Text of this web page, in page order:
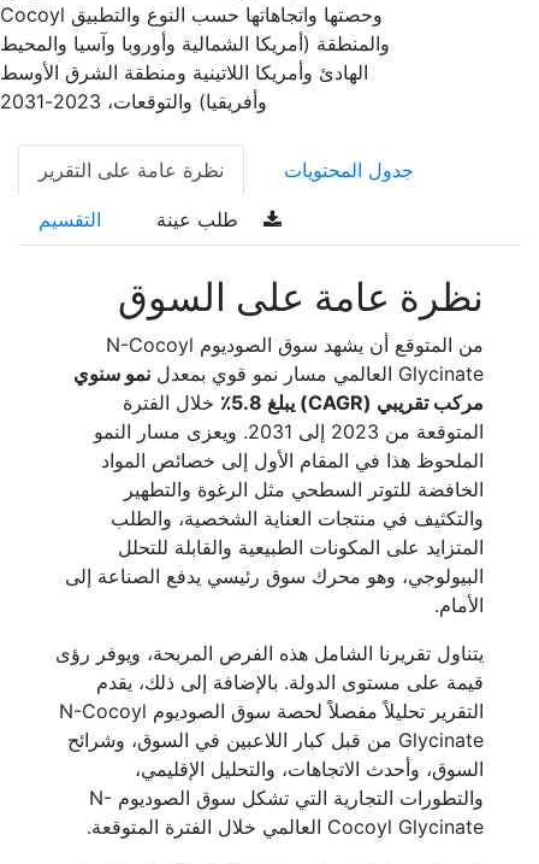
Cocoyl وحصتها واتجاهاتها حسب النوع والتطبيق
والمنطقة (أمريكا الشمالية وأوروبا وآسيا والمحيط
الهادئ وأمريكا اللاتينية ومنطقة الشرق الأوسط
وأفريقيا) والتوقعات، 2023-2031
نظرة عامة على التقرير جدول المحتويات
التقسيم
نظرة عامة على السوق
من المتوقع أن يشهد سوق الصوديوم N-Cocoyl
Glycinate العالمي مسار نمو قوي بمعدل
نمو سنوي
مركب تقريبي (CAGR) يبلغ 5.8٪
خلال الفترة
المتوقعة من 2023 إلى 2031. ويعزى مسار النمو
الملحوظ هذا في المقام الأول إلى خصائص المواد
الخافضة للتوتر السطحي مثل الرغوة والتطهير
والتكثيف في منتجات العناية الشخصية، والطلب
المتزايد على المكونات الطبيعية والقابلة للتحلل
البيولوجي، وهو محرك سوق رئيسي يدفع الصناعة إلى
الأمام.
يتناول تقريرنا الشامل هذه الفرص المربحة، ويوفر رؤى
قيمة على مستوى الدولة. بالإضافة إلى ذلك، يقدم
التقرير تحليلاً مفصلاً لحصة سوق الصوديوم N-Cocoyl
Glycinate من قبل كبار اللاعبين في السوق، وشرائح
السوق، وأحدث الاتجاهات، والتحليل الإقليمي،
والتطورات التجارية التي تشكل سوق الصوديوم N-
Cocoyl Glycinate العالمي خلال الفترة المتوقعة.